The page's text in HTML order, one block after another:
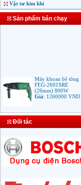
Vật tư kim khí
Sản phẩm bán chạy
FEG-2601SRE
(26mm) 800W
Giá:1260000VND
Bảng giá mũi khoan
Giá:330000VND
Máy Khoan Bosch
GSB 16RE (750W)
Đối tác